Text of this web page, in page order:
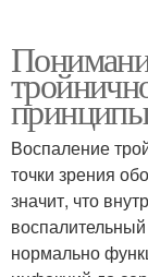
Воспаление
точки зрения
значит, что
нормально